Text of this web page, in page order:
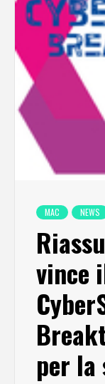
MAC NEWS
vince
per la